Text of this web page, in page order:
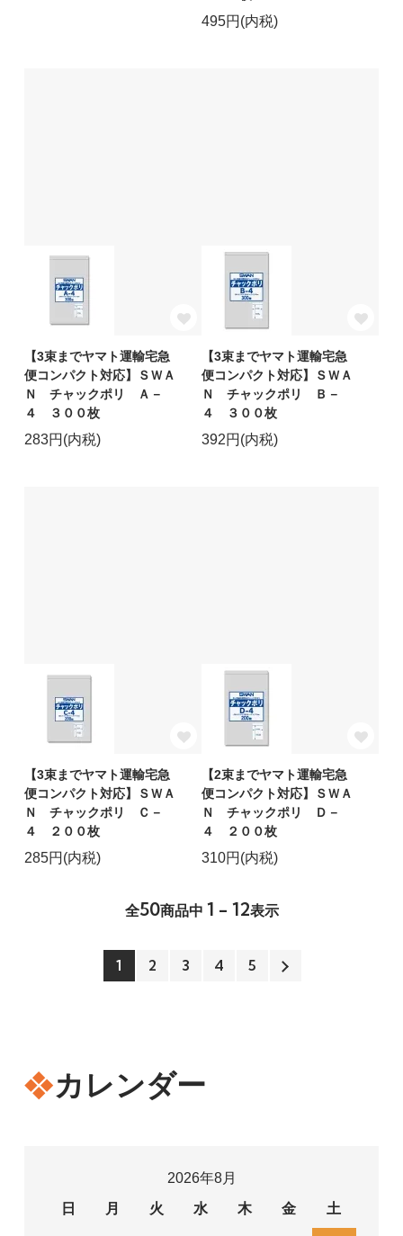
495円(内税)
【3束までヤマト運輸宅急
便コンパクト対応】ＳＷＡ
Ｎ チャックポリ Ａ－
４ ３００枚
283円(内税)
【3束までヤマト運輸宅急
便コンパクト対応】ＳＷＡ
Ｎ チャックポリ Ｂ－
４ ３００枚
392円(内税)
【3束までヤマト運輸宅急
便コンパクト対応】ＳＷＡ
Ｎ チャックポリ Ｃ－
４ ２００枚
285円(内税)
【2束までヤマト運輸宅急
便コンパクト対応】ＳＷＡ
Ｎ チャックポリ Ｄ－
４ ２００枚
310円(内税)
全50商品中 1 - 12表示
1 2 3 4 5
カレンダー
2026年8月
日
月 火 水 木 金 土